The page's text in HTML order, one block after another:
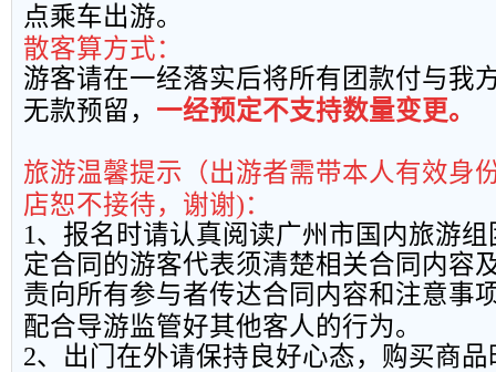
点乘车出游。
散客算方式：
游客请在一经落实后将所有团款付与我
无款预留， 一经预定不支持数量变更。
旅游温馨提示（出游者需带本人有效身
店恕不接待，谢谢)：
1、报名时请认真阅读广州市国内旅游
定合同的游客代表须清楚相关合同内容
责向所有参与者传达合同内容和注意事
配合导游监管好其他客人的行为。
2、出门在外请保持良好心态，购买商